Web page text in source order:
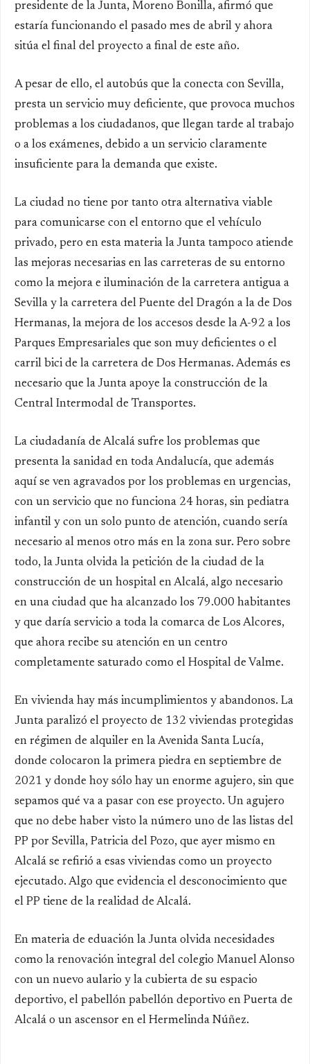
presidente de la Junta, Moreno Bonilla, afirmó que
estaría funcionando el pasado mes de abril y ahora
sitúa el final del proyecto a final de este año.
A pesar de ello, el autobús que la conecta con Sevilla,
presta un servicio muy deficiente, que provoca muchos
problemas a los ciudadanos, que llegan tarde al trabajo
o a los exámenes, debido a un servicio claramente
insuficiente para la demanda que existe.
La ciudad no tiene por tanto otra alternativa viable
para comunicarse con el entorno que el vehículo
privado, pero en esta materia la Junta tampoco atiende
las mejoras necesarias en las carreteras de su entorno
como la mejora e iluminación de la carretera antigua a
Sevilla y la carretera del Puente del Dragón a la de Dos
Hermanas, la mejora de los accesos desde la A-92 a los
Parques Empresariales que son muy deficientes o el
carril bici de la carretera de Dos Hermanas. Además es
necesario que la Junta apoye la construcción de la
Central Intermodal de Transportes.
La ciudadanía de Alcalá sufre los problemas que
presenta la sanidad en toda Andalucía, que además
aquí se ven agravados por los problemas en urgencias,
con un servicio que no funciona 24 horas, sin pediatra
infantil y con un solo punto de atención, cuando sería
necesario al menos otro más en la zona sur. Pero sobre
todo, la Junta olvida la petición de la ciudad de la
construcción de un hospital en Alcalá, algo necesario
en una ciudad que ha alcanzado los 79.000 habitantes
y que daría servicio a toda la comarca de Los Alcores,
que ahora recibe su atención en un centro
completamente saturado como el Hospital de Valme.
En vivienda hay más incumplimientos y abandonos. La
Junta paralizó el proyecto de 132 viviendas protegidas
en régimen de alquiler en la Avenida Santa Lucía,
donde colocaron la primera piedra en septiembre de
2021 y donde hoy sólo hay un enorme agujero, sin que
sepamos qué va a pasar con ese proyecto. Un agujero
que no debe haber visto la número uno de las listas del
PP por Sevilla, Patricia del Pozo, que ayer mismo en
Alcalá se refirió a esas viviendas como un proyecto
ejecutado. Algo que evidencia el desconocimiento que
el PP tiene de la realidad de Alcalá.
En materia de eduación la Junta olvida necesidades
como la renovación integral del colegio Manuel Alonso
con un nuevo aulario y la cubierta de su espacio
deportivo, el pabellón pabellón deportivo en Puerta de
Alcalá o un ascensor en el Hermelinda Núñez.